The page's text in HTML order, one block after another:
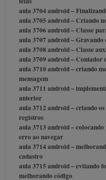
aula 3704 android –
aula 3705 android – Criando
aula 3706 android – Classe
aula 3707 android – Gravando
aula 3708 android – Classe
aula 3709 android –
aula 3710 android – criando
mensagem
aula 3711 android –
anterior
aula 3712 android – criando os
registros
aula 3713 android –
erro ao navegar
aula 3714 android –
cadastro
aula 3715 android – evitando
melhorando código